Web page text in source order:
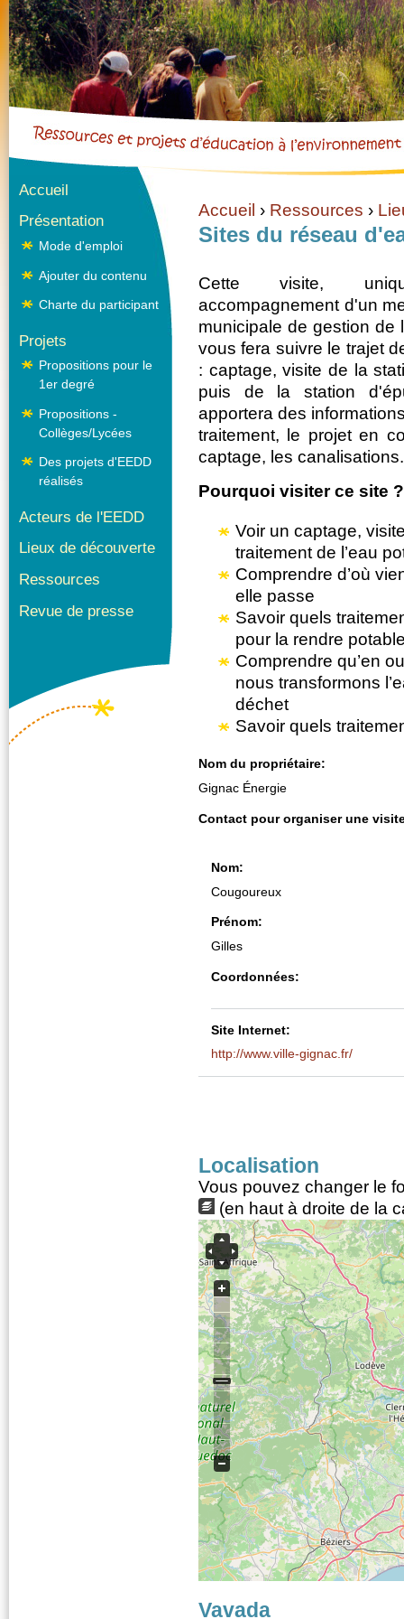
Aller
Vous êtes ici
Accueil › Ressources ›
Sites du réseau
Cette visite,
accompagnement d'un
municipale de gestion
vous fera suivre le trajet
: captage, visite de la
puis de la station
apportera des
traitement, le projet en
captage, les
Pourquoi visiter ce site
Voir un captage,
traitement de l’eau
Comprendre d’où
elle passe
Savoir quels
pour la rendre
Comprendre qu’en
nous transformons
déchet
Savoir quels
Nom du propriétaire:
Gignac Énergie
Contact pour organiser une
Nom:
Cougoureux
Prénom:
Gilles
Coordonnées:
Site Internet:
http://www.ville-gignac.fr/
Localisation
Vous pouvez changer le
(en haut à droite de la
Vavada
Accueil
Présentation
Mode d'emploi
Ajouter du contenu
Charte du participant
Projets
Propositions pour le
1er degré
Propositions -
Collèges/Lycées
Des projets d'EEDD
réalisés
Acteurs de l'EEDD
Lieux de découverte
Ressources
Revue de presse
Cookies management panel